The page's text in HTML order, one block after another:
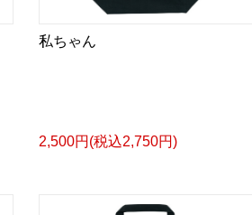
私ちゃん
2,500円(税込2,750円)